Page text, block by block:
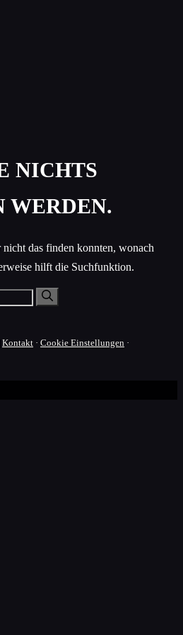
NICHTS
WERDEN.
nicht das finden konnten, wonach
hilft die Suchfunktion.
Kontakt · Cookie Einstellungen ·